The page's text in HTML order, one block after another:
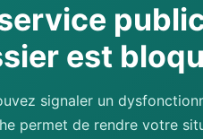
est
signaler un
permet de rendre votre